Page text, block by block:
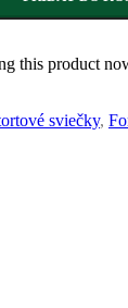
this product
sviečky,